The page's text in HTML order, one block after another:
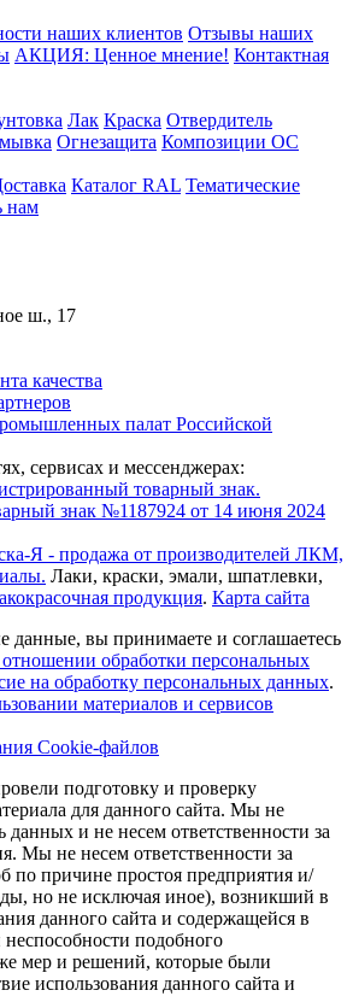
наших клиентов Отзывы наших
АКЦИЯ: Ценное мнение! Контактная
Лак Краска Отвердитель
Огнезащита Композиции ОС
Каталог RAL Тематические
нам
ш., 17
сервисах и мессенджерах:
товарный знак.
знак №1187924 от 14 июня 2024
Я - продажа от производителей ЛКМ,
Лаки, краски, эмали, шпатлевки,
продукция. Карта сайта
данные, вы принимаете и соглашаетесь
обработки персональных
на обработку персональных данных.
материалов и сервисов
Cookie-файлов
подготовку и проверку
для данного сайта. Мы не
данных и не несем ответственности за
Мы не несем ответственности за
по причине простоя предприятия и/
но не исключая иное), возникший в
данного сайта и содержащейся в
подобного
мер и решений, которые были
использования данного сайта и